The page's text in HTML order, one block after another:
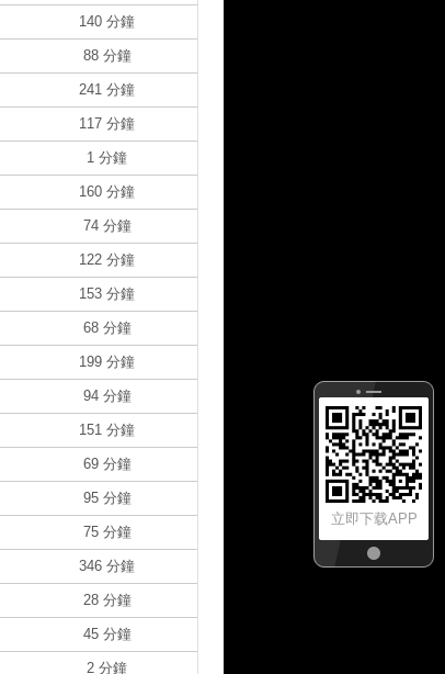
立即下载APP
140 分鐘
88 分鐘
241 分鐘
117 分鐘
1 分鐘
160 分鐘
74 分鐘
122 分鐘
153 分鐘
68 分鐘
199 分鐘
94 分鐘
151 分鐘
69 分鐘
95 分鐘
75 分鐘
346 分鐘
28 分鐘
45 分鐘
2 分鐘